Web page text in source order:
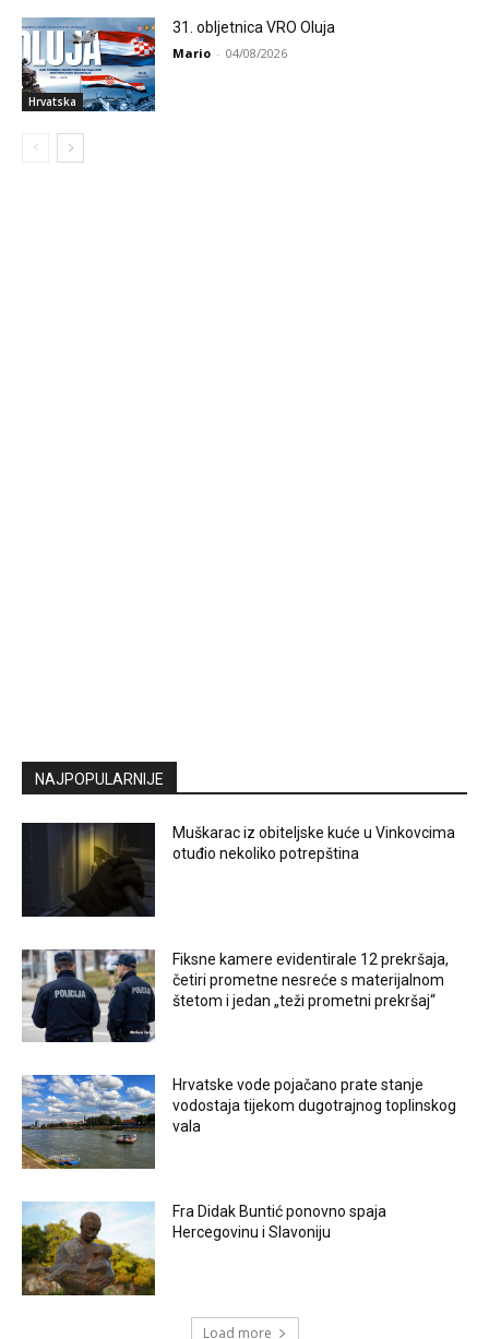
Hrvatska
31. obljetnica VRO Oluja
Mario - 04/08/2026
NAJPOPULARNIJE
Muškarac iz obiteljske kuće u Vinkovcima
otuđio nekoliko potrepština
Fiksne kamere evidentirale 12 prekršaja,
četiri prometne nesreće s materijalnom
štetom i jedan „teži prometni prekršaj“
Hrvatske vode pojačano prate stanje
vodostaja tijekom dugotrajnog toplinskog
vala
Fra Didak Buntić ponovno spaja
Hercegovinu i Slavoniju
Load more